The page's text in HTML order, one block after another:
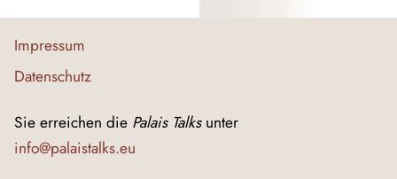
Impressum
Datenschutz
Sie erreichen die Palais Talksunter
info@palaistalks.eu